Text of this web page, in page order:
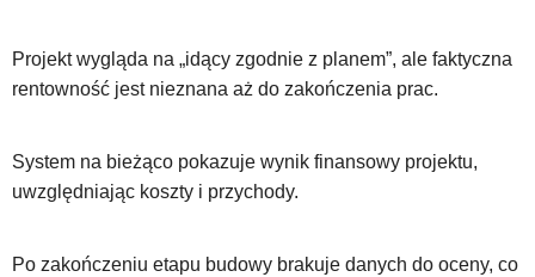
Projekt wygląda na „idący zgodnie z planem”, ale faktyczna
rentowność jest nieznana aż do zakończenia prac.
System na bieżąco pokazuje wynik finansowy projektu,
uwzględniając koszty i przychody.
Po zakończeniu etapu budowy brakuje danych do oceny, co